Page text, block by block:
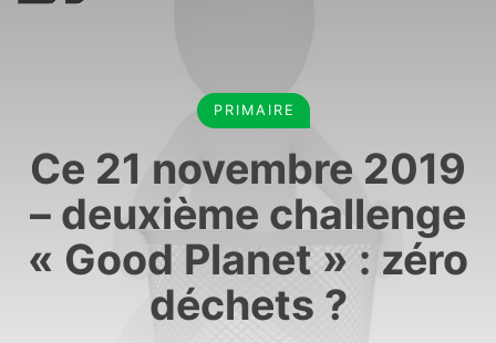
PRIMAIRE
Ce 21 novembre 2019
– deuxième challenge
« Good Planet » : zéro
déchets ?